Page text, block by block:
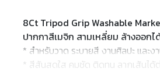
8Ct Tripod Grip Washable
ปากกาสีเมจิก สามเหลี่ยม ล้างออกไ
* สำหรับวาด ระบายสี งานศิลปะ และง
* สีสันสดใส คมชัด ติดทน ลากเส้นได้